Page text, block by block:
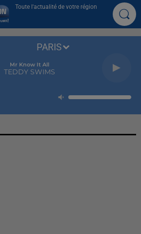
Toute l'actualité de votre région
Mr Know It All
TEDDY SWIMS
PARIS